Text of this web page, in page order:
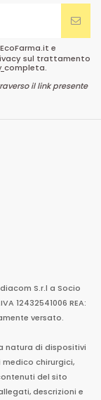
e
sul trattamento
completa.
il link presente
S.r.l a Socio
12432541006 REA:
versato.
natura di dispositivi
chirurgici,
del sito
descrizioni e